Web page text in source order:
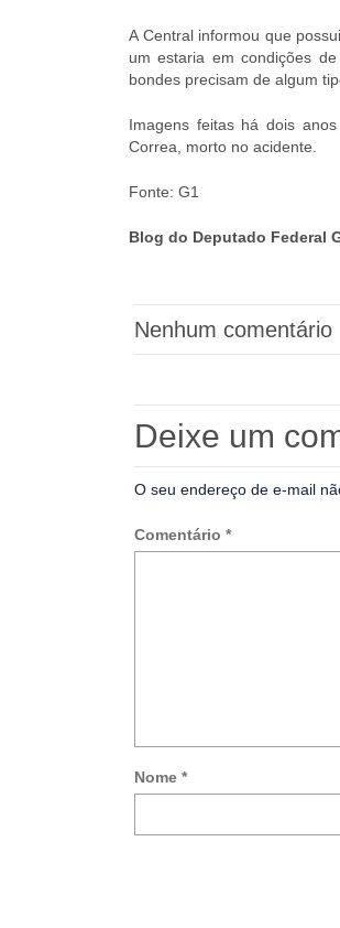
A Central informou que possui
um estaria em condições
bondes precisam de algum
Imagens feitas há dois
Correa, morto no acidente.
Fonte: G1
Blog do Deputado Federal
Nenhum comentário
Deixe um
O seu endereço de e-mail
Comentário *
Nome *